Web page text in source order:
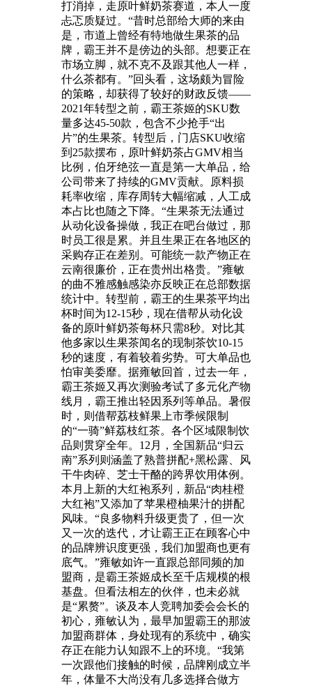
打消掉，走原叶鲜奶茶赛道，本人一度
忐忑质疑过。“昔时总部给大师的来由
是，市道上曾经有特地做生果茶的品
牌，霸王并不是傍边的头部。想要正在
市场立脚，就不克不及跟其他人一样，
什么茶都有。”回头看，这场颇为冒险
的策略，却获得了较好的财政反馈——
2021年转型之前，霸王茶姬的SKU数
量多达45-50款，包含不少抢手“出
片”的生果茶。转型后，门店SKU收缩
到25款摆布，原叶鲜奶茶占GMV相当
比例，伯牙绝弦一直是第一大单品，给
公司带来了持续的GMV贡献。原料损
耗率收缩，库存周转大幅缩减，人工成
本占比也随之下降。“生果茶无法通过
从动化设备操做，我正在吧台做过，那
时员工很是累。并且生果正在各地区的
采购存正在差别。可能统一款产物正在
云南很廉价，正在贵州出格贵。”雍敏
的曲不雅感触感染亦反映正在总部数据
统计中。转型前，霸王的生果茶平均出
杯时间为12-15秒，现在借帮从动化设
备的原叶鲜奶茶每杯只需8秒。对比其
他多家以生果茶闻名的现制茶饮10-15
秒的速度，有着较着劣势。可大单品也
怕审美委靡。据雍敏回首，过去一年，
霸王茶姬又再次测验考试了多元化产物
线月，霸王推出轻因系列等单品。暑假
时，则借帮荔枝鲜果上市季候限制
的“一骑”鲜荔枝红茶。各个区域限制饮
品则贯穿全年。12月，全国新品“归云
南”系列则涵盖了熟普拼配+黑松露、风
干牛肉碎、芝士干酪的跨界饮用体例。
本月上新的大红袍系列，新品“肉桂橙
大红袍”又添加了苹果橙柚果汁的拼配
风味。“良多物料升级更贵了，但一次
又一次的迭代，才让霸王正在顾客心中
的品牌辨识度更强，我们加盟商也更有
底气。”雍敏如许一直跟总部同频的加
盟商，是霸王茶姬成长至千店规模的根
基盘。但看法相左的伙伴，也未必就
是“累赘”。谈及本人竞聘加委会会长的
初心，雍敏认为，最早加盟霸王的那波
加盟商群体，身处现有的系统中，确实
存正在能力认知跟不上的环境。“我第
一次跟他们接触的时候，品牌刚成立半
年，体量不大尚没有几多选择合做方